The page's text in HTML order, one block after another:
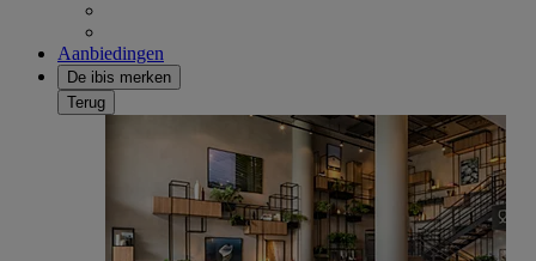
Aanbiedingen
De ibis merken
Terug